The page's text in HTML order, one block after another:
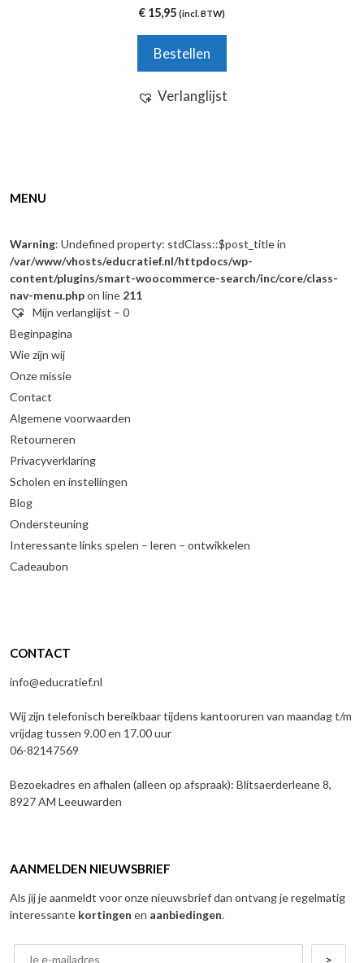
5.00
van 5
€ 15,95 (incl. BTW)
Bestellen
Verlanglijst
MENU
Warning: Undefined property: stdClass::$post_title in
/var/www/vhosts/educratief.nl/httpdocs/wp-
content/plugins/smart-woocommerce-search/inc/core/class-
nav-menu.phpon line 211
Mijn verlanglijst – 0
Beginpagina
Wie zijn wij
Onze missie
Contact
Algemene voorwaarden
Retourneren
Privacyverklaring
Scholen en instellingen
Blog
Ondersteuning
Interessante links spelen – leren – ontwikkelen
Cadeaubon
CONTACT
info@educratief.nl
Wij zijn telefonisch bereikbaar tijdens kantooruren van maandag t/m
vrijdag tussen 9.00 en 17.00 uur
06-82147569
Bezoekadres en afhalen (alleen op afspraak): Blitsaerderleane 8,
8927 AM Leeuwarden
AANMELDEN NIEUWSBRIEF
Als jij je aanmeldt voor onze nieuwsbrief dan ontvang je regelmatig
interessante kortingen en aanbiedingen.